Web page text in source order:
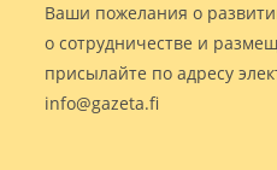
Ваши пожелания о
о сотрудничестве и
присылайте по адресу
info@gazeta.fi